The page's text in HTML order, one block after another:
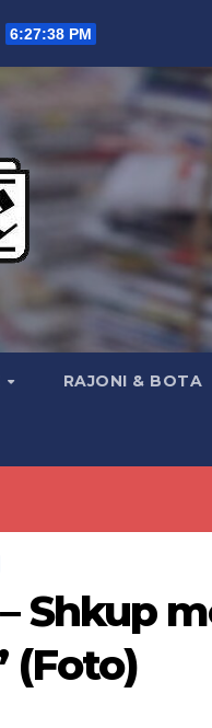
6:27:40 PM
RAJONI & BOTA
Shkup
(Foto)